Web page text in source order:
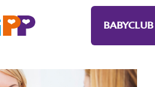
BABYCLUB